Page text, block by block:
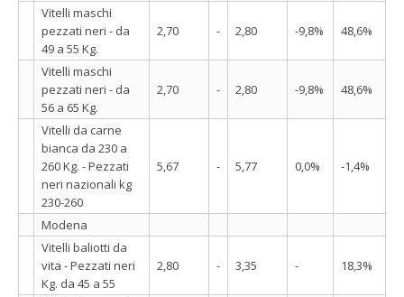
Vitelli maschi
pezzati neri - da
49 a 55 Kg.
2,70 - 2,80 -9,8% 48,6%
Vitelli maschi
pezzati neri - da
56 a 65 Kg.
2,70 - 2,80 -9,8% 48,6%
Vitelli da carne
bianca da 230 a
260 Kg. - Pezzati
neri nazionali kg
230-260
5,67 - 5,77 0,0% -1,4%
Modena
Vitelli baliotti da
vita - Pezzati neri
Kg. da 45 a 55
2,80 - 3,35 - 18,3%